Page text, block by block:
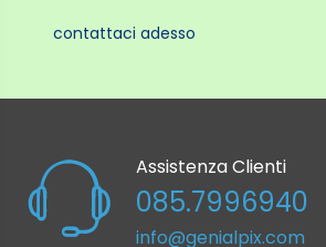
contattaci adesso
Assistenza Clienti
085.7996940
info@genialpix.com